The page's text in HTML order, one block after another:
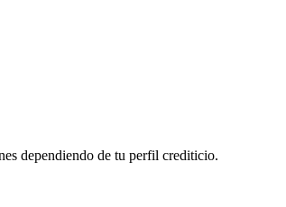
dependiendo de tu perfil crediticio.